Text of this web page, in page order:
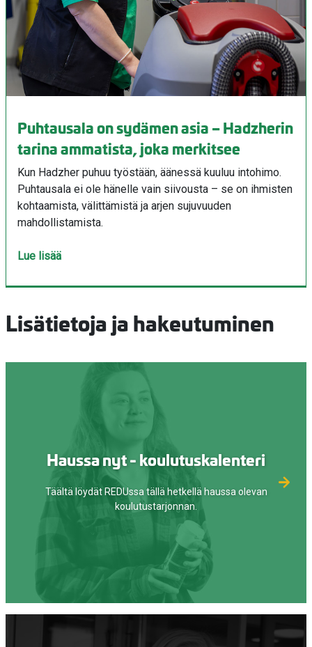
Puhtausala on sydämen asia – Hadzherin
tarina ammatista, joka merkitsee
Kun Hadzher puhuu työstään, äänessä kuuluu intohimo.
Puhtausala ei ole hänelle vain siivousta – se on ihmisten
kohtaamista, välittämistä ja arjen sujuvuuden
mahdollistamista.
Lue lisää
Lisätietoja ja hakeutuminen
Haussa nyt - koulutuskalenteri
Täältä löydät REDUssa tällä hetkellä haussa olevan
koulutustarjonnan.